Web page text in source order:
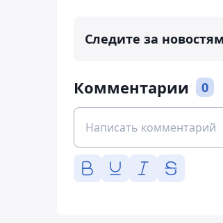
Следите за
Комментарии 0